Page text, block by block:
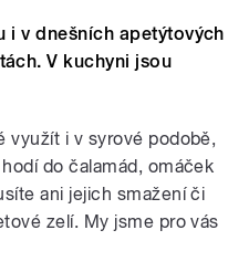
i v dnešních apetýtových
V kuchyni jsou
využít i v syrové podobě,
do čalamád, omáček
ani jejich smažení či
zelí. My jsme pro vás